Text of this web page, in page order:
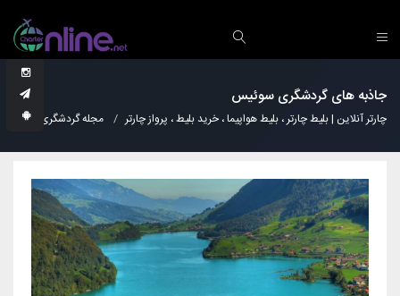
جاذبه های گردشگری سوئیس
چارتر آنلاین | بلیط چارتر ، بلیط هواپیما ، خرید بلیط ، پرواز چارتر مجله گردشگری